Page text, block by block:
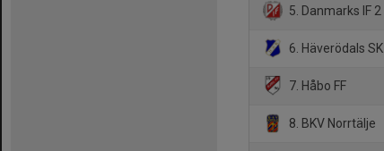
5. Danmarks IF 2
6. Häverödals SK
7. Håbo FF
8. BKV Norrtälje